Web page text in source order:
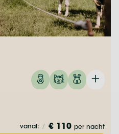
vanaf: / € 110 per nacht